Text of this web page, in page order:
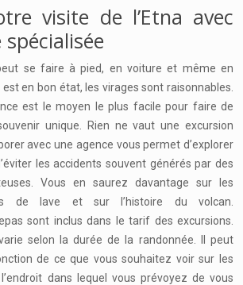
visite de l’Etna avec
se faire à pied, en voiture et même en
en bon état, les virages sont raisonnables.
est le moyen le plus facile pour faire de
unique. Rien ne vaut une excursion
avec une agence vous permet d’explorer
les accidents souvent générés par des
Vous en saurez davantage sur les
de lave et sur l’histoire du volcan.
sont inclus dans le tarif des excursions.
selon la durée de la randonnée. Il peut
de ce que vous souhaitez voir sur les
dans lequel vous prévoyez de vous